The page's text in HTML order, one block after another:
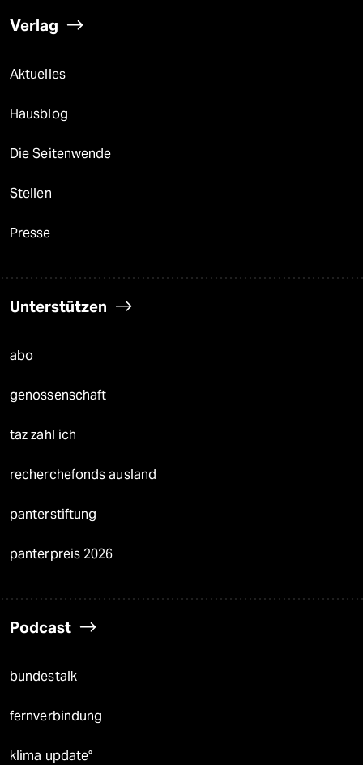
Verlag
Aktuelles
Hausblog
Die Seitenwende
Stellen
Presse
Unterstützen
abo
genossenschaft
taz zahl ich
recherchefonds ausland
panterstiftung
panterpreis 2026
Podcast
bundestalk
fernverbindung
klima update°